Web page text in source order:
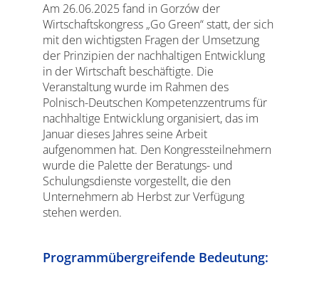
Am 26.06.2025 fand in Gorzów der
Wirtschaftskongress „Go Green“ statt, der sich
mit den wichtigsten Fragen der Umsetzung
der Prinzipien der nachhaltigen Entwicklung
in der Wirtschaft beschäftigte. Die
Veranstaltung wurde im Rahmen des
Polnisch-Deutschen Kompetenzzentrums für
nachhaltige Entwicklung organisiert, das im
Januar dieses Jahres seine Arbeit
aufgenommen hat. Den Kongressteilnehmern
wurde die Palette der Beratungs- und
Schulungsdienste vorgestellt, die den
Unternehmern ab Herbst zur Verfügung
stehen werden.
Programmübergreifende Bedeutung: